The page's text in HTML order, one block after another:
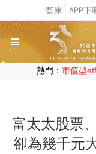
熱門： 市值型etf
富太太股票
卻為幾千元